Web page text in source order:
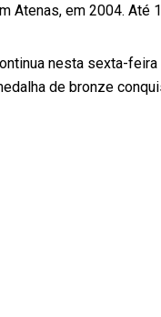
Atenas, em 2004.
nesta sexta-
de bronze